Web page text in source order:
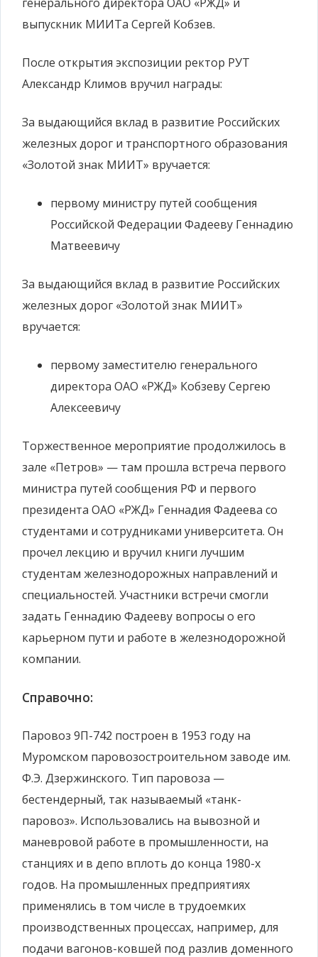
выпускник МИИТа Сергей Кобзев.
После открытия экспозиции ректор РУТ
Александр Климов вручил награды:
За выдающийся вклад в развитие Российских
железных дорог и транспортного образования
«Золотой знак МИИТ» вручается:
первому министру путей сообщения
Российской Федерации Фадееву Геннадию
Матвеевичу
За выдающийся вклад в развитие Российских
железных дорог «Золотой знак МИИТ»
вручается:
первому заместителю генерального
директора ОАО «РЖД» Кобзеву Сергею
Алексеевичу
Торжественное мероприятие продолжилось в
зале «Петров» — там прошла встреча первого
министра путей сообщения РФ и первого
президента ОАО «РЖД» Геннадия Фадеева со
студентами и сотрудниками университета. Он
прочел лекцию и вручил книги лучшим
студентам железнодорожных направлений и
специальностей. Участники встречи смогли
задать Геннадию Фадееву вопросы о его
карьерном пути и работе в железнодорожной
компании.
Справочно:
Паровоз 9П-742 построен в 1953 году на
Муромском паровозостроительном заводе им.
Ф.Э. Дзержинского. Тип паровоза —
бестендерный, так называемый «танк-
паровоз». Использовались на вывозной и
маневровой работе в промышленности, на
станциях и в депо вплоть до конца 1980-х
годов. На промышленных предприятиях
применялись в том числе в трудоемких
производственных процессах, например, для
подачи вагонов-ковшей под разлив доменного